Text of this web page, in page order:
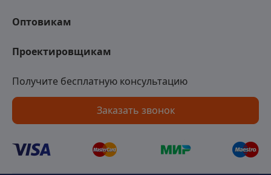
Получите бесплатную консультацию
Заказать звонок
Оптовикам
Проектировщикам